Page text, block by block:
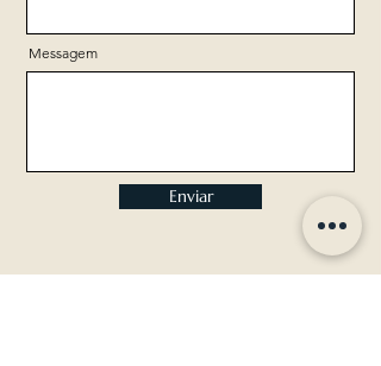
Messagem
Enviar